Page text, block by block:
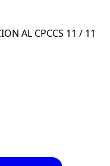
AL CPCCS 11 / 11